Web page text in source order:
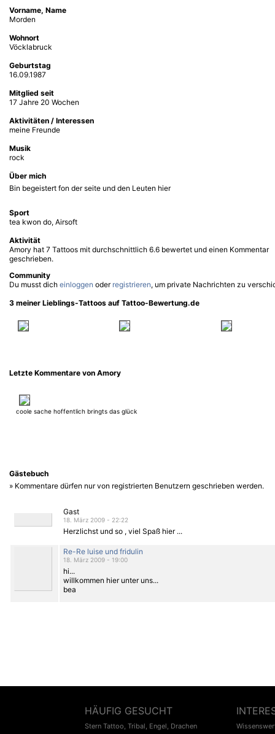
Vorname, Name
Morden
Wohnort
Vöcklabruck
Geburtstag
16.09.1987
Mitglied seit
17 Jahre 20 Wochen
Aktivitäten / Interessen
meine Freunde
Musik
rock
Über mich
Bin begeistert fon der seite und den Leuten hier
Sport
tea kwon do, Airsoft
Aktivität
Amory hat 7 Tattoos mit durchschnittlich 6.6 bewertet und einen Kommentar
geschrieben.
Community
Du musst dich einloggen oder registrieren, um private Nachrichten zu
3 meiner Lieblings-Tattoos auf Tattoo-Bewertung.de
Letzte Kommentare von Amory
coole sache hoffentlich bringts das glück
Gästebuch
» Kommentare dürfen nur von registrierten Benutzern geschrieben werden.
Gast
18. März 2009 - 22:22
Herzlichst und so , viel Spaß hier ...
Re-Re luise und fridulin
18. März 2009 - 19:00
hi...
willkommen hier unter uns...
bea
HÄUFIG GESUCHT
Stern Tattoo, Tribal, Engel, Drachen